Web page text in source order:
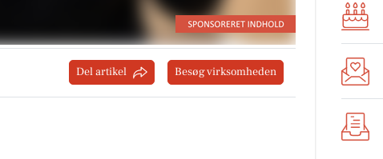
Del artikel Besøg virksomheden